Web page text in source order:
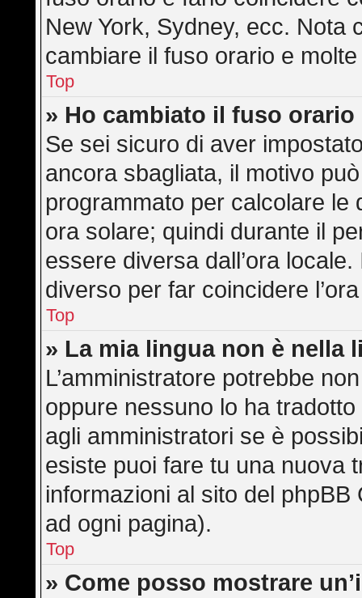
New York, Sydney, ecc. Nota
cambiare il fuso orario e
Top
» Ho cambiato il fuso orario
Se sei sicuro di aver
ancora sbagliata, il motivo
programmato per calcolare le
ora solare; quindi durante il
essere diversa dall’ora
diverso per far coincidere
Top
» La mia lingua non è nella
L’amministratore potrebbe
oppure nessuno lo ha
agli amministratori se è
esiste puoi fare tu una nuova
informazioni al sito del
ad ogni pagina).
Top
» Come posso mostrare